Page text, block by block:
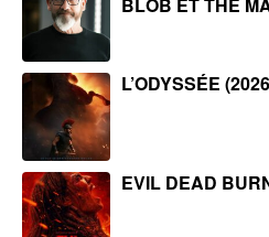
L’ODYSSÉE
EVIL DEAD